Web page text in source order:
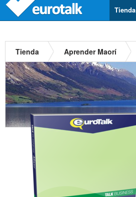
Tienda
Tienda Aprender Maorí